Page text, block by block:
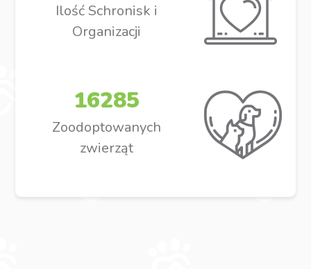
Ilość Schronisk i
Organizacji
16285
Zoodoptowanych
zwierząt